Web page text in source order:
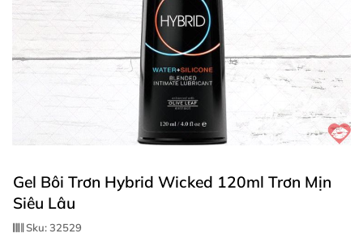
Gel Bôi Trơn Hybrid Wicked 120ml Trơn Mịn
Siêu Lâu
Sku:32529